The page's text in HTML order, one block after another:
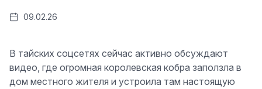
09.02.26
В тайских соцсетях сейчас активно обсуждают
видео, где огромная королевская кобра заползла в
дом местного жителя и устроила там настоящую